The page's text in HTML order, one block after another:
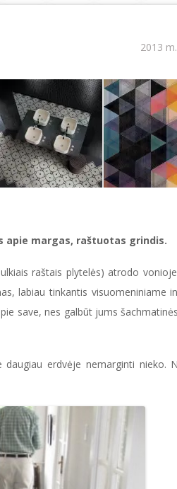
2013
apie margas, raštuotas grindis.
raštais plytelės) atrodo
labiau tinkantis visuomeniniame
save, nes galbūt jums
daugiau erdvėje nemarginti nieko.